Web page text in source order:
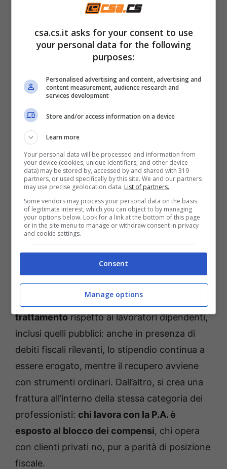
riscossione, fino a concorrenza del
solo l’eventuale eccedenza venga
Una procedura rapida, efficiente, ma anche
drasticamente incisiva.
Una disparità che fa rumore
Le reazioni non si sono fatte attendere. Il
Consiglio Nazionale Forense ha parlato
apertamente di misura “vessatoria e
discriminatoria” , denunciando il rischio di
effetti paralizzanti sull’attività professionale.
Da un lato, emerge unapalese disparità di
trattamentorispetto ai lavoratori dipendenti,
inclusi quelli pubblici: anche in presenza di
debiti fiscali rilevanti, lo stipendio continua a
essere erogato, mentre il recupero avviene
con strumenti ordinari. Dall’altro, si crea una
frattura all’interno della stessa categoria dei
professionisti: chi lavora con la P.A. è
esposto al blocco dei compensi, chi opera
con clienti privati no, pur a parità di posizione
fiscale.
csa.cs.it asks for your consent to use
your personal data for the following
purposes:
Personalised advertising and content, advertising and
content measurement, audience research and
services development
Store and/or access information on a device
Learn more
Your personal data will be processed and information from
your device (cookies, unique identifiers, and other device
data) may be stored by, accessed by and shared with 319
partners, or used specifically by this site. We and our partners
may use precise geolocation data. List of partners.
Some vendors may process your personal data on the basis
of legitimate interest, which you can object to by managing
your options below. Look for a link at the bottom of this page
or in the site menu to manage or withdraw consent in privacy
and cookie settings.
Consent
Manage options